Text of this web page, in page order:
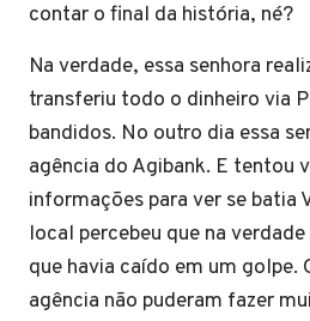
contar o final da história, né?
Na verdade, essa senhora
transferiu todo o dinheiro via
bandidos. No outro dia essa
agência do Agibank. E tentou
informações para ver se batia
local percebeu que na
que havia caído em um golpe.
agência não puderam fazer